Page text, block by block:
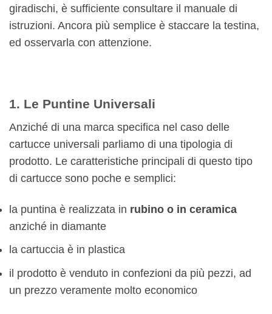
giradischi, è sufficiente consultare il manuale di
istruzioni. Ancora più semplice è staccare la testina,
ed osservarla con attenzione.
1. Le Puntine Universali
Anziché di una marca specifica nel caso delle
cartucce universali parliamo di una tipologia di
prodotto. Le caratteristiche principali di questo tipo
di cartucce sono poche e semplici:
la puntina è realizzata in rubino o in ceramica
anziché in diamante
la cartuccia è in plastica
il prodotto è venduto in confezioni da più pezzi, ad
un prezzo veramente molto economico